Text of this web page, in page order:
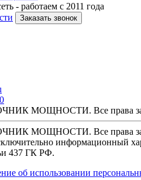
- работаем с 2011 года
Заказать звонок
МОЩНОСТИ. Все права
МОЩНОСТИ. Все права
информационный
437 ГК РФ.
об использовании